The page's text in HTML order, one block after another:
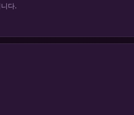
다.